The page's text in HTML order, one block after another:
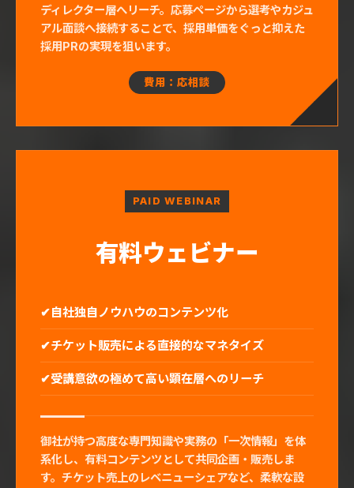
ディレクター層へリーチ。応募ページから選考やカジュ
アル面談へ接続することで、採用単価をぐっと抑えた
採用PRの実現を狙います。
費用：応相談
PAID WEBINAR
有料ウェビナー
自社独自ノウハウのコンテンツ化
チケット販売による直接的なマネタイズ
受講意欲の極めて高い顕在層へのリーチ
御社が持つ高度な専門知識や実務の「一次情報」を体
系化し、有料コンテンツとして共同企画・販売しま
す。チケット売上のレベニューシェアなど、柔軟な設